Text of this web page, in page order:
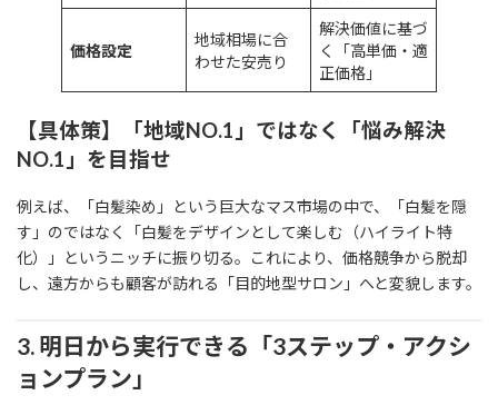
価格設定
地域相場に合
わせた安売り
解決価値に基づ
く「高単価・適
正価格」
【具体策】「地域NO.1」ではなく「悩み解決
NO.1」を目指せ
例えば、「白髪染め」という巨大なマス市場の中で、「白髪を隠
す」のではなく「白髪をデザインとして楽しむ（ハイライト特
化）」というニッチに振り切る。これにより、価格競争から脱却
し、遠方からも顧客が訪れる「目的地型サロン」へと変貌します。
3. 明日から実行できる「3ステップ・アクシ
ョンプラン」